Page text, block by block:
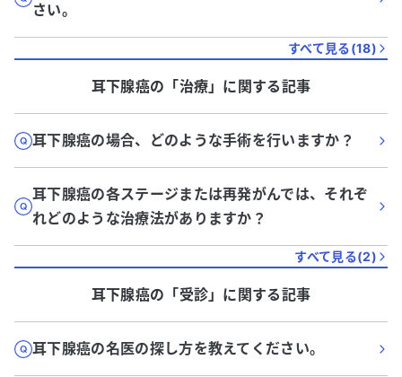
さい。
すべて見る(18)
耳下腺癌の「治療」に関する記事
耳下腺癌の場合、どのような手術を行いますか？
耳下腺癌の各ステージまたは再発がんでは、それぞ
れどのような治療法がありますか？
すべて見る(2)
耳下腺癌の「受診」に関する記事
耳下腺癌の名医の探し方を教えてください。